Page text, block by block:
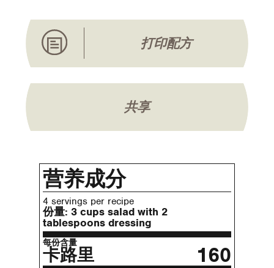
打印配方
共享
营养成分
4 servings per recipe
份量: 3 cups salad with 2
tablespoons dressing
每份含量
卡路里 160